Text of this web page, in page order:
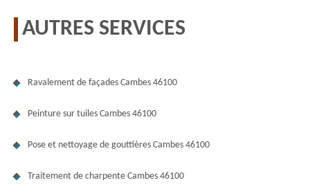
AUTRES SERVICES
Ravalement de façades Cambes 46100
Peinture sur tuiles Cambes 46100
Pose et nettoyage de gouttières Cambes 46100
Traitement de charpente Cambes 46100